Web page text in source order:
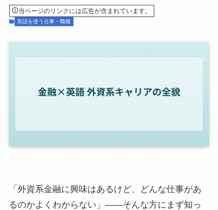
当ページのリンクには広告が含まれています。
英語を使う仕事・職種
「外資系金融に興味はあるけど、どんな仕事があ
るのかよくわからない」——そんな方にまず知っ